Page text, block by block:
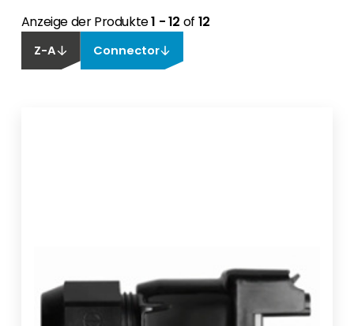
Anzeige der Produkte1 - 12 of 12
Z-A Connector